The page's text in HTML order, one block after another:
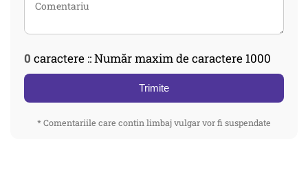
0 caractere :: Număr maxim de caractere 1000
Trimite
* Comentariile care contin limbaj vulgar vor fi suspendate